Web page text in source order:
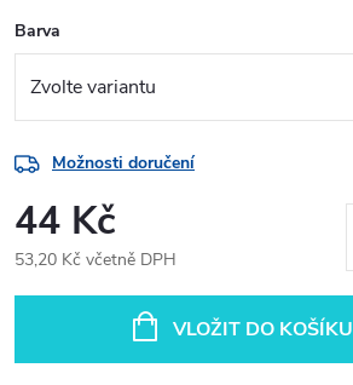
Barva
Možnosti doručení
44 Kč
53,20 Kč včetně DPH
VLOŽIT DO KOŠÍKU